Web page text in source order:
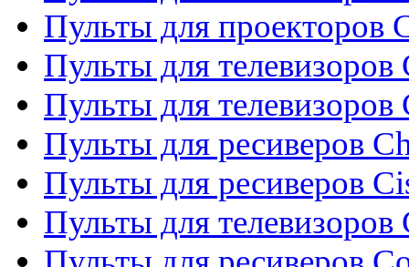
Пульты для проекторов
Пульты для телевизоров
Пульты для телевизоров
Пульты для ресиверов
Пульты для ресиверов
Пульты для телевизоров